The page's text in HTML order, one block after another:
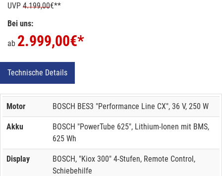
UVP 4.199,00€**
Bei uns:
ab 2.999,00€*
Technische Details
Motor BOSCH BES3 "Performance Line CX", 36 V, 250 W
Akku
BOSCH "PowerTube 625", Lithium-Ionen mit BMS,
625 Wh
Display
BOSCH, "Kiox 300" 4-Stufen, Remote Control,
Schiebehilfe